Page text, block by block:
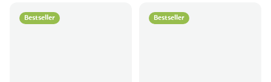
Bestseller Bestseller